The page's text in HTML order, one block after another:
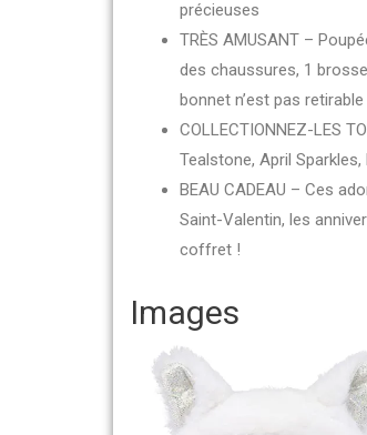
précieuses
TRÈS AMUSANT –
des chaussures, 1
bonnet n’est pas retirable
COLLECTIONNEZ-LES
Tealstone, April
BEAU CADEAU – Ces
Saint-Valentin, les
coffret !
Images